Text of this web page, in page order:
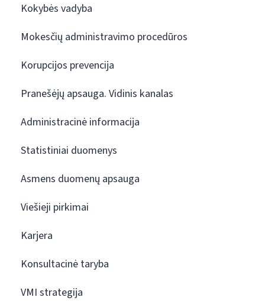
Kokybės vadyba
Mokesčių administravimo procedūros
Korupcijos prevencija
Pranešėjų apsauga. Vidinis kanalas
Administracinė informacija
Statistiniai duomenys
Asmens duomenų apsauga
Viešieji pirkimai
Karjera
Konsultacinė taryba
VMI strategija